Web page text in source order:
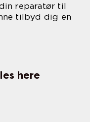
reparatør til
tilbyd dig en
here